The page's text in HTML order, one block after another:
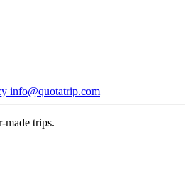
info@quotatrip.com
trips.